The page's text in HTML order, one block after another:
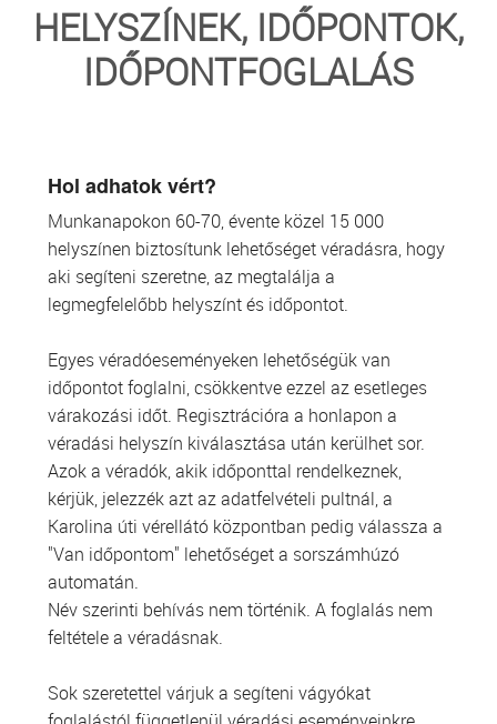
VÉRADÁS
ŐSSEJT DONÁCIÓ
VÁRÓLISTÁK
HELYSZÍNEK, IDŐPONTOK,
IDŐPONTFOGLALÁS
Hol adhatok vért?
Munkanapokon 60-70, évente közel 15 000
helyszínen biztosítunk lehetőséget véradásra, hogy
aki segíteni szeretne, az megtalálja a
legmegfelelőbb helyszínt és időpontot.
Egyes véradóeseményeken lehetőségük van
időpontot foglalni, csökkentve ezzel az esetleges
várakozási időt. Regisztrációra a honlapon a
véradási helyszín kiválasztása után kerülhet sor.
Azok a véradók, akik időponttal rendelkeznek,
kérjük, jelezzék azt az adatfelvételi pultnál, a
Karolina úti vérellátó központban pedig válassza a
"Van időpontom" lehetőséget a sorszámhúzó
automatán.
Név szerinti behívás nem történik. A foglalás nem
feltétele a véradásnak.
Sok szeretettel várjuk a segíteni vágyókat